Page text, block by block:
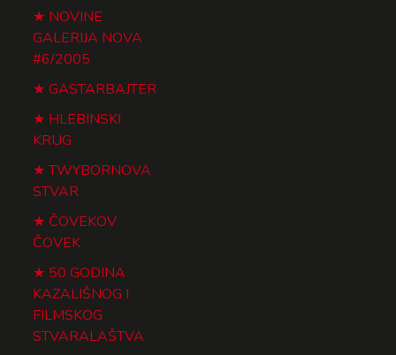
NOVINE
GALERIJA NOVA
#6/2005
GASTARBAJTER
HLEBINSKI
KRUG
TWYBORNOVA
STVAR
ČOVEKOV
ČOVEK
50 GODINA
KAZALIŠNOG I
FILMSKOG
STVARALAŠTVA